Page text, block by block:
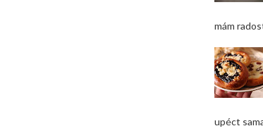
mám
upéct